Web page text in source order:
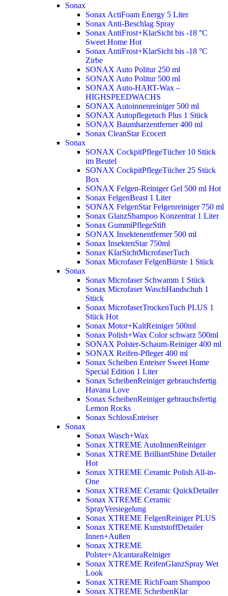
Sonax
Sonax ActiFoam Energy 5 Liter
Sonax Anti-Beschlag Spray
Sonax AntiFrost+KlarSicht bis -18 °C
Sweet Home Hot
Sonax AntiFrost+KlarSicht bis -18 °C
Zirbe
SONAX Auto Politur 250 ml
SONAX Auto Politur 500 ml
SONAX Auto-HART-Wax –
HIGHSPEEDWACHS
SONAX Autoinnenreiniger 500 ml
SONAX Autopflegetuch Plus 1 Stück
SONAX Baumharzentferner 400 ml
Sonax CleanStar Ecocert
Sonax
SONAX CockpitPflegeTücher 10 Stück
im Beutel
SONAX CockpitPflegeTücher 25 Stück
Box
SONAX Felgen-Reiniger Gel 500 ml Hot
Sonax FelgenBeast 1 Liter
SONAX FelgenStar Felgenreiniger 750 ml
Sonax GlanzShampoo Konzentrat 1 Liter
Sonax GummiPflegeStift
SONAX Insektenentferner 500 ml
Sonax InsektenStar 750ml
Sonax KlarSichtMicrofaserTuch
Sonax Microfaser FelgenBürste 1 Stück
Sonax
Sonax Microfaser Schwamm 1 Stück
Sonax Microfaser WaschHandschuh 1
Stück
Sonax MicrofaserTrockenTuch PLUS 1
Stück Hot
Sonax Motor+KaltReiniger 500ml
Sonax Polish+Wax Color schwarz 500ml
SONAX Polster-Schaum-Reiniger 400 ml
SONAX Reifen-Pfleger 400 ml
Sonax Scheiben Enteiser Sweet Home
Special Edition 1 Liter
Sonax ScheibenReiniger gebrauchsfertig
Havana Love
Sonax ScheibenReiniger gebrauchsfertig
Lemon Rocks
Sonax SchlossEnteiser
Sonax
Sonax Wasch+Wax
Sonax XTREME AutoInnenReiniger
Sonax XTREME BrilliantShine Detailer
Hot
Sonax XTREME Ceramic Polish All-in-
One
Sonax XTREME Ceramic QuickDetailer
Sonax XTREME Ceramic
SprayVersiegelung
Sonax XTREME FelgenReiniger PLUS
Sonax XTREME KunststoffDetailer
Innen+Außen
Sonax XTREME
Polster+AlcantaraReiniger
Sonax XTREME ReifenGlanzSpray Wet
Look
Sonax XTREME RichFoam Shampoo
Sonax XTREME ScheibenKlar